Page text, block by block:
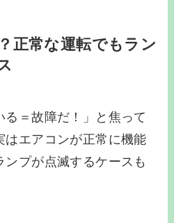
正常な運転でもラン
る＝故障だ！」と焦って
はエアコンが正常に機能
ンプが点滅するケースも